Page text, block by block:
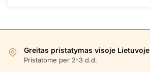
Greitas pristatymas visoje Lietuvoje
Pristatome per 2-3 d.d.